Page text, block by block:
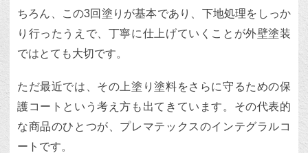
ちろん、この3回塗りが基本であり、下地処理をしっか
り行ったうえで、丁寧に仕上げていくことが外壁塗装
ではとても大切です。
ただ最近では、その上塗り塗料をさらに守るための保
護コートという考え方も出てきています。その代表的
な商品のひとつが、プレマテックスのインテグラルコ
ートです。